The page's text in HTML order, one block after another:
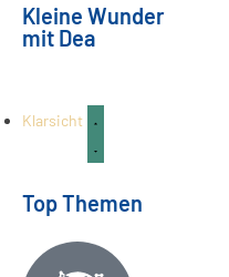
Kleine Wunder
mit Dea
Ein Abschied
Bereitschaftspflege
Aug.
Klarsicht
Top Themen